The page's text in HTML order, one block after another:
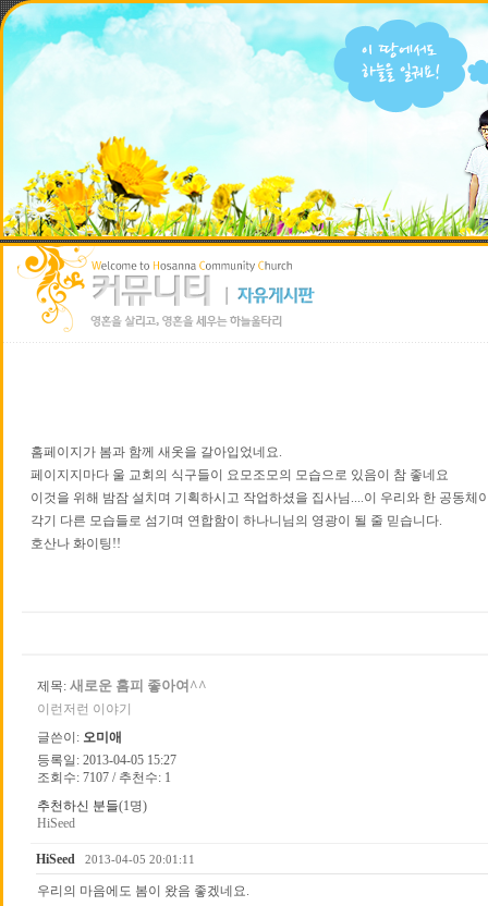
홈페이지가 봄과 함께 새옷을 갈아입었네요.
페이지지마다 울 교회의 식구들이 요모조모의 모습으로 있음이 참 좋네요
이것을 위해 밤잠 설치며 기획하시고 작업하셨을 집사님....이 우리와 한 공동체
각기 다른 모습들로 섬기며 연합함이 하나니님의 영광이 될 줄 믿습니다.
호산나 화이팅!!
제목: 새로운 홈피 좋아여^^
이런저런 이야기
글쓴이: 오미애
등록일: 2013-04-05 15:27
조회수: 7107 / 추천수: 1
추천하신 분들(1명)
HiSeed
HiSeed 2013-04-05 20:01:11
우리의 마음에도 봄이 왔음 좋겠네요.